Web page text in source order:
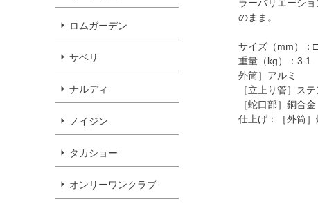
ロムガーデン
サベリ
ナルディ
ノイジン
タカショー
オンリーワンクラブ
ラーバリエーシ
のまま。
サイズ（mm）：
重量（kg）：3.1
外筒］アルミ
［立上り管］ス
［蛇口部］銅合金
仕上げ：［外筒］